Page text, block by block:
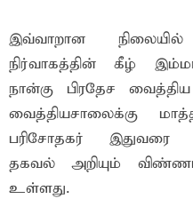
இவ்வாறான
நிர்வாகத்தின் கீழ்
நான்கு பிரதேச
வைத்தியசாலைக்கு
பரிசோதகர் இதுவரை
தகவல் அறியும்
உள்ளது.